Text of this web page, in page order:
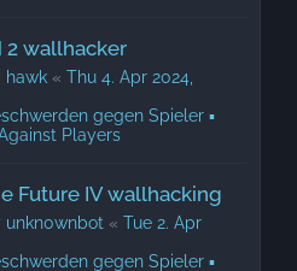
2 wallhacker
hawk « Thu 4. Apr 2024,
gegen Spieler ▪
Players
Future IV wallhacking
unkn0wnbot « Tue 2. Apr
gegen Spieler ▪